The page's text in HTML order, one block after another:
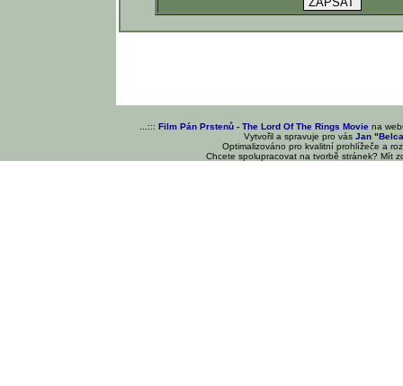
...::: Film Pán Prstenů - The Lord Of The Rings Movie na
Vytvořil a spravuje pro vásJan
Optimalizováno pro kvalitní prohlížeče a
Chcete spolupracovat na tvorbě stránek? Mít